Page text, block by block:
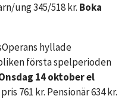
ung 345/518 kr. Boka
hyllade
första spelperioden
14 oktober el
761 kr. Pensionär 634 kr.